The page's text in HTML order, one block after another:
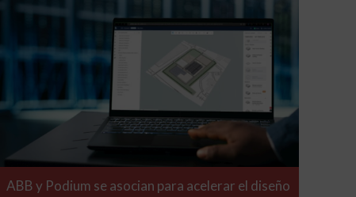
ABB y Podium se asocian para acelerar el diseño